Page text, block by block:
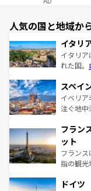
人気の国と地域か
イタリ
イタリ
れた国。
ろん、ト
景など
ピザやパ
ませてく
なお、新
しい。
スペイ
イベリ
注ぐ地中
文化が根
れる闘牛
る。首
アートに
せる。
フラン
ット
フラン
指の観光
で、幅
ドイツ